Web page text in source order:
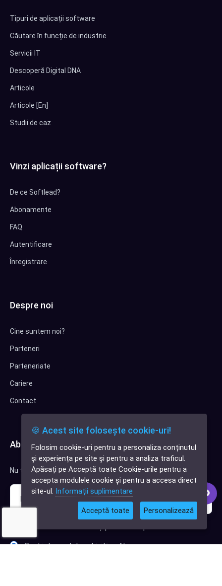
✕
Cauți o aplicație
software?
Tipuri de aplicații software
Căutare în funcție de industrie
Servicii IT
Descoperă Digital DNA
Articole
Articole [En]
Studii de caz
Vinzi aplicații software?
De ce Softlead?
Abonamente
FAQ
Autentificare
Înregistrare
Despre noi
Cine suntem noi?
Parteneri
Parteneriate
Cariere
Contact
Abonează-te la newsletter
Nu trimitem spam, deci nu îți face griji.
Sunt interesat de achiziții software
🍪 Acest site folosește cookie-uri!
Folosim cookie-uri pentru a personaliza conținutul
și experiența pe site și pentru a analiza traficul.
Apăsați pe Acceptă toate Cookie-urile pentru a
accepta modulele cookie și pentru a accesa direct
site-ul. Informații suplimentare
Acceptă toate Personalizează